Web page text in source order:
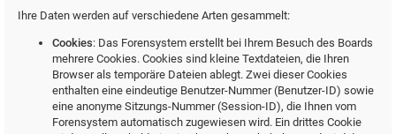
Ihre Daten werden auf verschiedene Arten gesammelt:
Cookies: Das Forensystem erstellt bei Ihrem Besuch des Boards
mehrere Cookies. Cookies sind kleine Textdateien, die Ihren
Browser als temporäre Dateien ablegt. Zwei dieser Cookies
enthalten eine eindeutige Benutzer-Nummer (Benutzer-ID) sowie
eine anonyme Sitzungs-Nummer (Session-ID), die Ihnen vom
Forensystem automatisch zugewiesen wird. Ein drittes Cookie